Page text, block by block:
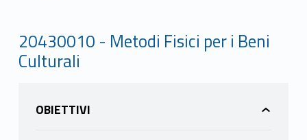
20430010 - Metodi Fisici per i Beni
Culturali
OBIETTIVI